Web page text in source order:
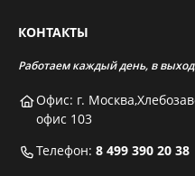
КОНТАКТЫ
Работаем каждый день, в
Офис: г.
офис 103
Телефон: 8 499 390 20 38